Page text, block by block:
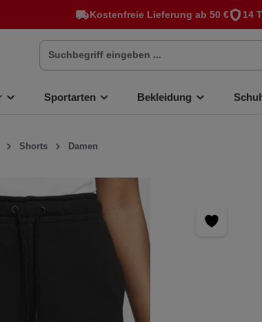
Kostenfreie Lieferung ab 50 € 14
Sportarten Bekleidung
Shorts Damen